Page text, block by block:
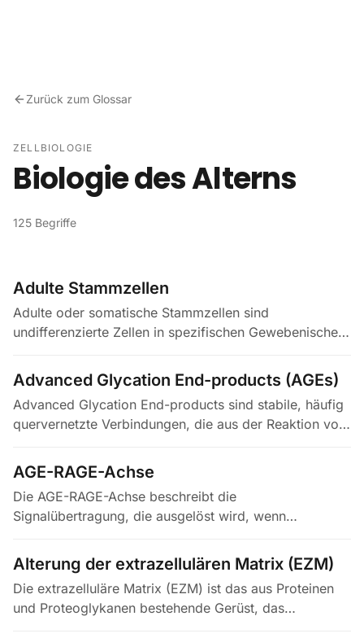
Zurück zum Glossar
ZELLBIOLOGIE
Biologie des Alterns
125 Begriffe
Adulte Stammzellen
Adulte oder somatische Stammzellen sind
undifferenzierte Zellen in spezifischen Gewebenischen,
Beispiele sind hämatopoetische,…
Advanced Glycation End-products (AGEs)
Advanced Glycation End-products sind stabile, häufig
quervernetzte Verbindungen, die aus der Reaktion von
Zeit hervorgehen.…
AGE-RAGE-Achse
Die AGE-RAGE-Achse beschreibt die
Signalübertragung, die ausgelöst wird, wenn
andere endogene Liganden an RAGE binden, einen…
Alterung der extrazellulären Matrix (EZM)
Die extrazelluläre Matrix (EZM) ist das aus Proteinen
und Proteoglykanen bestehende Gerüst, das